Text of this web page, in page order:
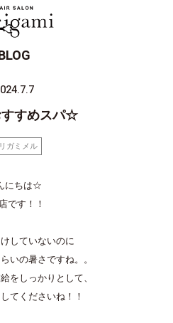
すすめスパ☆
ガミメル
にちは☆
です！！
していないのに
いの暑さですね。。
をしっかりとして、
てくださいね！！